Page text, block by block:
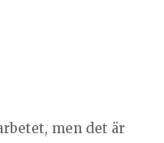
men det är